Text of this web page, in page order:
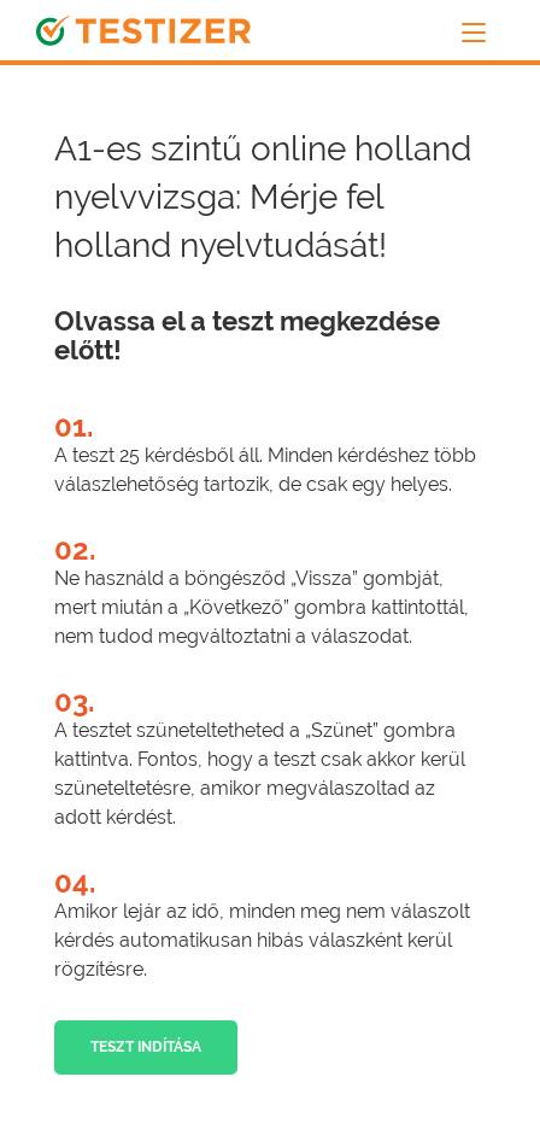
A1-es szintű online holland
nyelvvizsga: Mérje fel
holland nyelvtudását!
Olvassa el a teszt megkezdése
előtt!
01.
A teszt 25 kérdésből áll. Minden kérdéshez több
válaszlehetőség tartozik, de csak egy helyes.
02.
Ne használd a böngésződ „Vissza” gombját,
mert miután a „Következő” gombra kattintottál,
nem tudod megváltoztatni a válaszodat.
03.
A tesztet szüneteltetheted a „Szünet” gombra
kattintva. Fontos, hogy a teszt csak akkor kerül
szüneteltetésre, amikor megválaszoltad az
adott kérdést.
04.
Amikor lejár az idő, minden meg nem válaszolt
kérdés automatikusan hibás válaszként kerül
rögzítésre.
TESZT INDÍTÁSA